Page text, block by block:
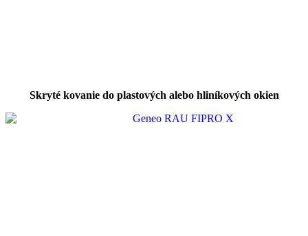
Skryté kovanie do plastových alebo hliníkových okien